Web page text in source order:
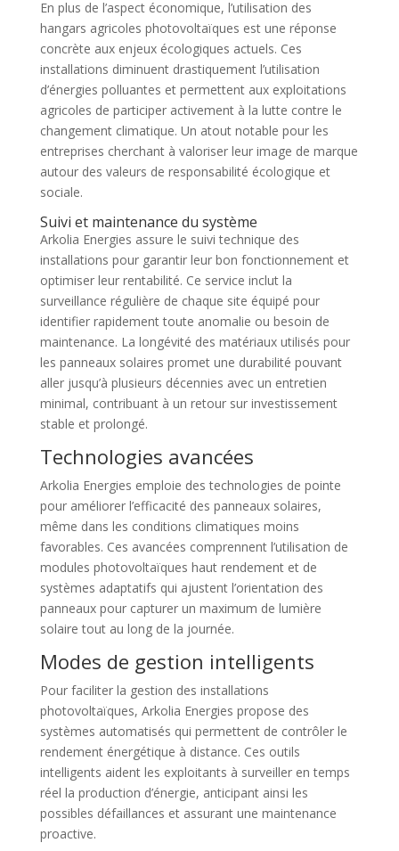
En plus de l’aspect économique, l’utilisation des
hangars agricoles photovoltaïques est une réponse
concrète aux enjeux écologiques actuels. Ces
installations diminuent drastiquement l’utilisation
d’énergies polluantes et permettent aux exploitations
agricoles de participer activement à la lutte contre le
changement climatique. Un atout notable pour les
entreprises cherchant à valoriser leur image de marque
autour des valeurs de responsabilité écologique et
sociale.
Suivi et maintenance du système
Arkolia Energies assure le suivi technique des
installations pour garantir leur bon fonctionnement et
optimiser leur rentabilité. Ce service inclut la
surveillance régulière de chaque site équipé pour
identifier rapidement toute anomalie ou besoin de
maintenance. La longévité des matériaux utilisés pour
les panneaux solaires promet une durabilité pouvant
aller jusqu’à plusieurs décennies avec un entretien
minimal, contribuant à un retour sur investissement
stable et prolongé.
Technologies avancées
Arkolia Energies emploie des technologies de pointe
pour améliorer l’efficacité des panneaux solaires,
même dans les conditions climatiques moins
favorables. Ces avancées comprennent l’utilisation de
modules photovoltaïques haut rendement et de
systèmes adaptatifs qui ajustent l’orientation des
panneaux pour capturer un maximum de lumière
solaire tout au long de la journée.
Modes de gestion intelligents
Pour faciliter la gestion des installations
photovoltaïques, Arkolia Energies propose des
systèmes automatisés qui permettent de contrôler le
rendement énergétique à distance. Ces outils
intelligents aident les exploitants à surveiller en temps
réel la production d’énergie, anticipant ainsi les
possibles défaillances et assurant une maintenance
proactive.